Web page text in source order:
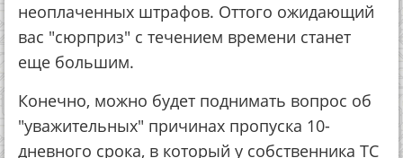
неоплаченных штрафов. Оттого ожидающий
вас "сюрприз" с течением времени станет
еще большим.
Конечно, можно будет поднимать вопрос об
"уважительных" причинах пропуска 10-
дневного срока, в который у собственника ТС